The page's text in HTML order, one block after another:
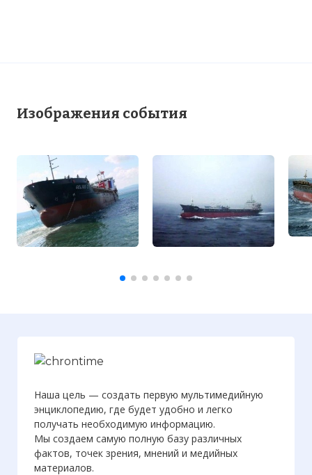
Изображения события
Наша цель — создать первую мультимедийную
энциклопедию, где будет удобно и легко
получать необходимую информацию.
Мы создаем самую полную базу различных
фактов, точек зрения, мнений и медийных
материалов.